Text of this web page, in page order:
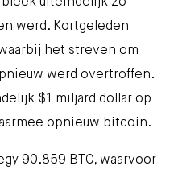
uiteindelijk zo
werd. Kortgeleden
het streven om
werd overtroffen.
$1 miljard dollar op
opnieuw bitcoin.
90.859 BTC, waarvoor